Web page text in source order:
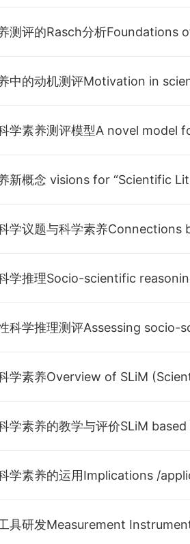
中的动机测评Motivation in
新概念 visions for “Scientific
学推理Socio-scientific
科学推理测评Assessing socio-
学素养Overview of SLiM
学素养的运用Implications /
具研发Measurement